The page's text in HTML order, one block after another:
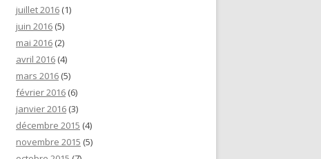
juillet 2016 (1)
juin 2016 (5)
mai 2016 (2)
avril 2016 (4)
mars 2016 (5)
février 2016 (6)
janvier 2016 (3)
décembre 2015 (4)
novembre 2015 (5)